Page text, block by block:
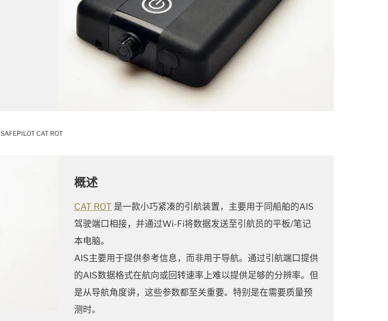
SAFEPILOT CAT ROT
概述
CAT ROT 是一款小巧紧凑的引航装置，主要用于同船舶的AIS
驾驶端口相接，并通过Wi-Fi将数据发送至引航员的平板/笔记
本电脑。
AIS主要用于提供参考信息，而非用于导航。通过引航端口提供
的AIS数据格式在航向或回转速率上难以提供足够的分辨率。但
是从导航角度讲，这些参数都至关重要。特别是在需要质量预
测时。